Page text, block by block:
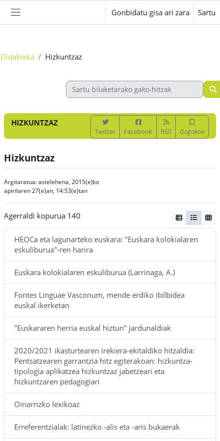
Alboko panela
Gonbidatu gisa ari zara Sartu
Didakteka Hizkuntzaz
HIZKUNTZAZ
Twitter Facebook RSS Gogokoa
Hizkuntzaz
Argitaratua: astelehena, 2015(e)ko
apirilaren 27(e)an, 14:53(e)tan
Agerraldi kopurua 140
HEOCa eta lagunarteko euskara: "Euskara kolokialaren
eskuliburua"-ren harira
Euskara kolokialaren eskuliburua (Larrinaga, A.)
Fontes Linguae Vasconum, mende erdiko ibilbidea
euskal ikerketan
"Euskararen herria euskal hiztun" jardunaldiak
2020/2021 ikasturtearen irekiera-ekitaldiko hitzaldia:
Pentsatzearen garrantzia hitz egiterakoan: hizkuntza-
tipologia aplikatzea hizkuntzaz jabetzeari eta
hizkuntzaren pedagogiari
Oinarrizko lexikoaz
Erreferentzialak: latinezko -alis eta -aris bukaerak